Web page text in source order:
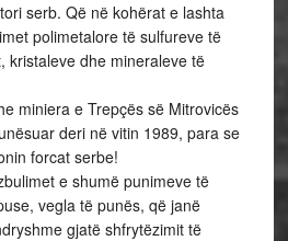
serb. Që në kohërat e lashta
polimetalore të sulfureve të
kristaleve dhe mineraleve të
miniera e Trepçës së Mitrovicës
deri në vitin 1989, para se
forcat serbe!
e shumë punimeve të
vegla të punës, që janë
gjatë shfrytëzimit të